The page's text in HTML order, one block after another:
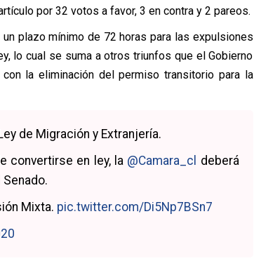
por 32 votos a favor, 3 en contra y 2 pareos.
plazo mínimo de 72 horas para las expulsiones
lo cual se suma a otros triunfos que el Gobierno
la eliminación del permiso transitorio para la
de Migración y Extranjería.
convertirse en ley, la @Camara_cl deberá
Mixta. pic.twitter.com/Di5Np7BSn7